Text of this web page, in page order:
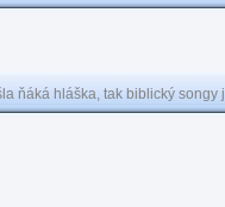
ňáká hláška, tak biblický songy